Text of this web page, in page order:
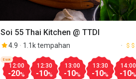
Soi 55 Thai Kitchen @ TTDI
4.9 1.1k tempahan
12:00
-20%
Esok
12:30
-10%
13:00
-10%
13:30
-10%
14:00
-10%